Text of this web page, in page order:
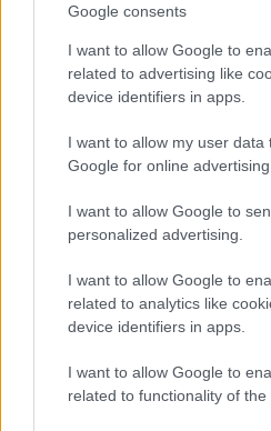
Google consents
I want to allow Google to
related to advertising like
device identifiers in apps.
I want to allow my user data
Google for online
I want to allow Google to
personalized advertising.
I want to allow Google to
related to analytics like
device identifiers in apps.
I want to allow Google to
related to functionality of the
Sanità sarda e transizione
comunità, industria
Ilaria Galli · 15 Giu 2026